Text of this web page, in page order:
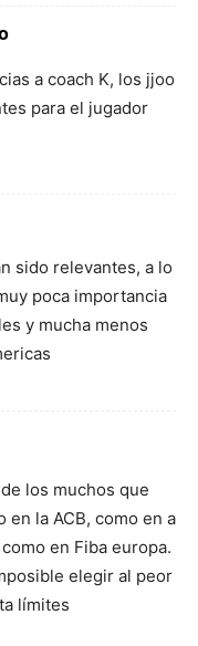
a coach K, los jjoo
para el jugador
sido relevantes, a lo
poca importancia
y mucha menos
los muchos que
en la ACB, como en a
en Fiba europa.
elegir al peor
límites